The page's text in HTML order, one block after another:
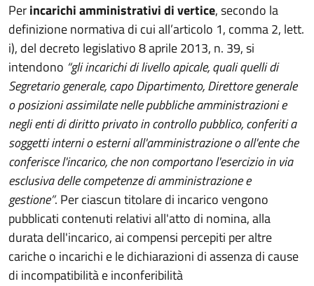
Perincarichi amministrativi di vertice, secondo la
definizione normativa di cui all’articolo 1, comma 2, lett.
i), del decreto legislativo 8 aprile 2013, n. 39, si
intendono “gli incarichi di livello apicale, quali quelli di
Segretario generale, capo Dipartimento, Direttore generale
o posizioni assimilate nelle pubbliche amministrazioni e
negli enti di diritto privato in controllo pubblico, conferiti a
soggetti interni o esterni all'amministrazione o all'ente che
conferisce l'incarico, che non comportano l'esercizio in via
esclusiva delle competenze di amministrazione e
gestione”. Per ciascun titolare di incarico vengono
pubblicati contenuti relativi all'atto di nomina, alla
durata dell'incarico, ai compensi percepiti per altre
cariche o incarichi e le dichiarazioni di assenza di cause
di incompatibilità e inconferibilità